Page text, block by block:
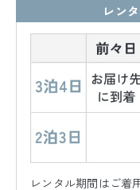
レン
レンタル期間はご着